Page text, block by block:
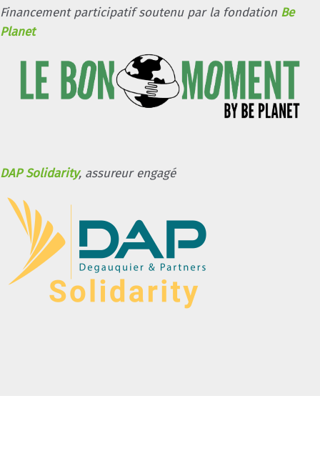
Financement participatif soutenu par la fondation Be
Planet
DAP Solidarity, assureur engagé